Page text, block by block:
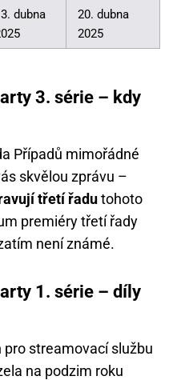
dubna
20. dubna
2025
3. série – kdy
Případů mimořádné
skvělou zprávu –
třetí řadutohoto
premiéry třetí řady
není známé.
1. série – díly
streamovací službu
na podzim roku